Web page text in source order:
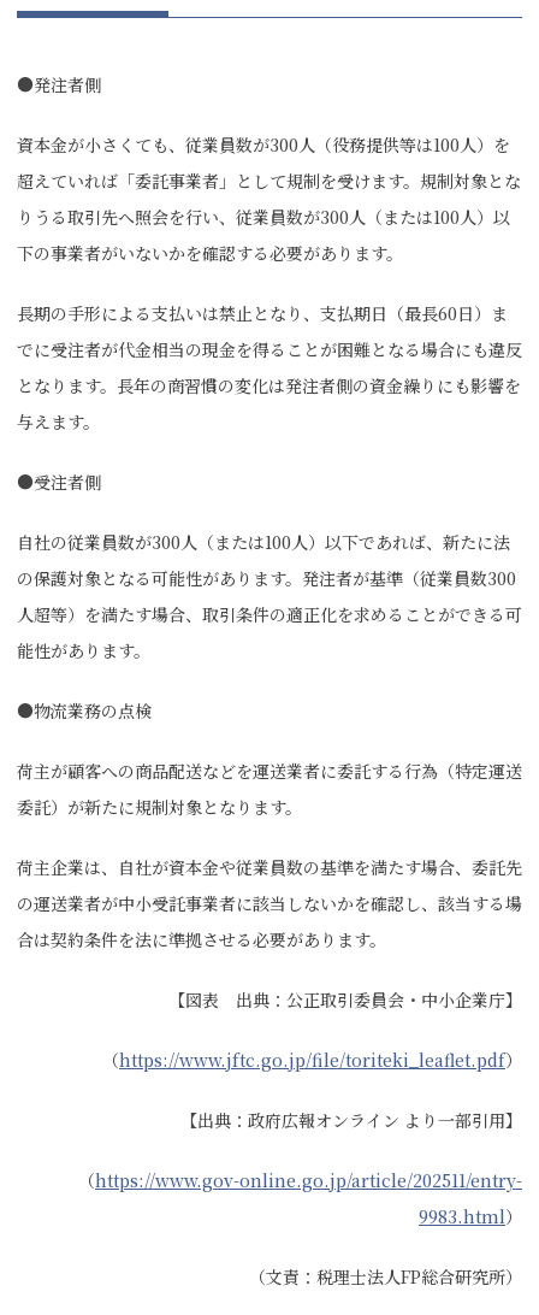
●発注者側
資本金が小さくても、従業員数が300人（役務提供等は100人）を
超えていれば「委託事業者」として規制を受けます。規制対象とな
りうる取引先へ照会を行い、従業員数が300人（または100人）以
下の事業者がいないかを確認する必要があります。
長期の手形による支払いは禁止となり、支払期日（最長60日）ま
でに受注者が代金相当の現金を得ることが困難となる場合にも違反
となります。長年の商習慣の変化は発注者側の資金繰りにも影響を
与えます。
●受注者側
自社の従業員数が300人（または100人）以下であれば、新たに法
の保護対象となる可能性があります。発注者が基準（従業員数300
人超等）を満たす場合、取引条件の適正化を求めることができる可
能性があります。
●物流業務の点検
荷主が顧客への商品配送などを運送業者に委託する行為（特定運送
委託）が新たに規制対象となります。
荷主企業は、自社が資本金や従業員数の基準を満たす場合、委託先
の運送業者が中小受託事業者に該当しないかを確認し、該当する場
合は契約条件を法に準拠させる必要があります。
【図表 出典：公正取引委員会・中小企業庁】
（https://www.jftc.go.jp/file/toriteki_leaflet.pdf）
【出典：政府広報オンライン より一部引用】
（https://www.gov-online.go.jp/article/202511/entry-
9983.html）
（文責：税理士法人FP総合研究所）